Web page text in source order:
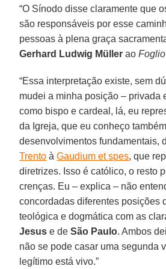
“O Sínodo disse claramente que
são responsáveis por esse
pessoas à plena graça
Gerhard Ludwig Müller aoFoglio
“Essa interpretação existe, sem
mudei a minha posição – privada
como bispo e cardeal, lá, eu
da Igreja, que eu conheço
desenvolvimentos fundamentais,
Trento àGaudium et spes, que
diretrizes. Isso é católico, o resto
crenças. Eu – explica – não
concordadas diferentes posições
teológica e dogmática com as
Jesus e deSão Paulo. Ambos
não se pode casar uma segunda
legítimo está vivo.”